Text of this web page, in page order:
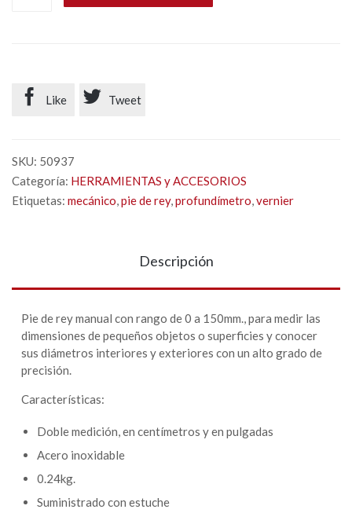
 Like  Tweet
SKU: 50937
Categoría: HERRAMIENTAS y ACCESORIOS
Etiquetas: mecánico,pie de rey,profundímetro,vernier
Descripción
Pie de rey manual con rango de 0 a 150mm., para medir las
dimensiones de pequeños objetos o superficies y conocer
sus diámetros interiores y exteriores con un alto grado de
precisión.
Características:
Doble medición, en centímetros y en pulgadas
Acero inoxidable
0.24kg.
Suministrado con estuche